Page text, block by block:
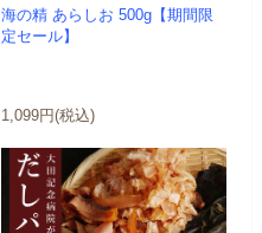
海の精 あらしお 500g【期間限
定セール】
1,099円(税込)